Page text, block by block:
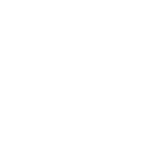
un peu comme
qu'il a des
un chiot
le guider et lui